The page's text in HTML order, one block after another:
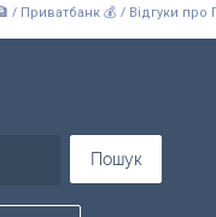
/ Приватбанк 💰 / Відгуки про
Пошук